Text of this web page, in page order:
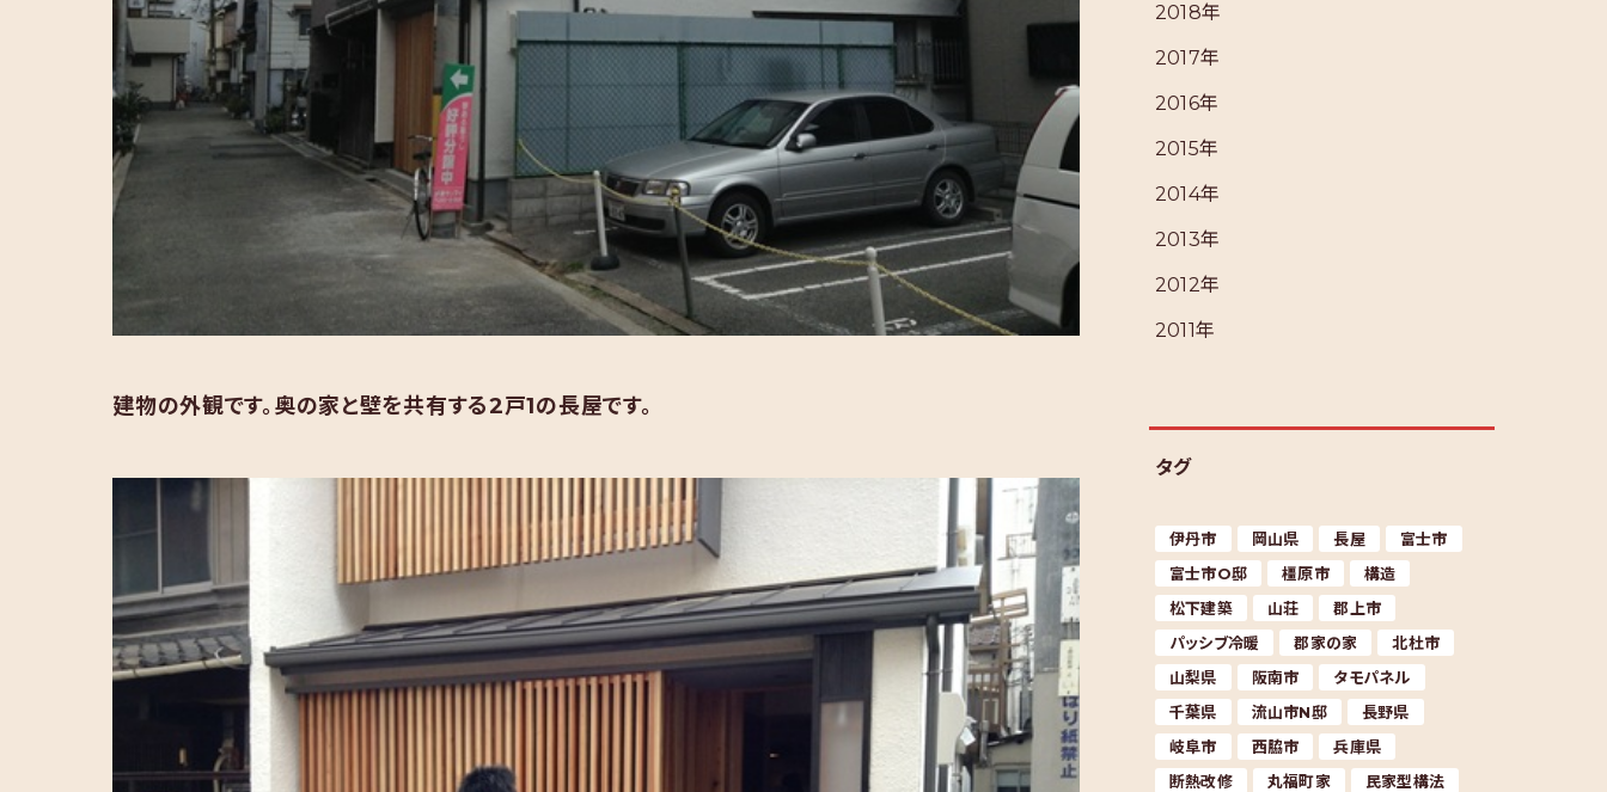
建物の外観です。奥の家と壁を共有する2戸1の長屋です。
2018年
2017年
2016年
2015年
2014年
2013年
2012年
2011年
タグ
伊丹市 岡山県 長屋
富士市
富士市O邸
橿原市
構造
松下建築
山荘
郡上市
パッシブ冷暖
郡家の家
北杜市
山梨県
阪南市
タモパネル
千葉県
流山市N邸
長野県
岐阜市
西脇市
兵庫県
断熱改修
丸福町家
民家型構法